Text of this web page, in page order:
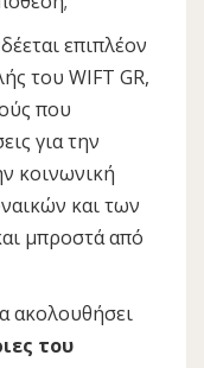
επιπλέον
του WIFT GR,
που
για την
κοινωνική
και των
μπροστά από
ακολουθήσει
του